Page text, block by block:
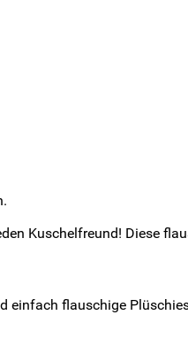
Kuschelfreund! Diese
einfach flauschige